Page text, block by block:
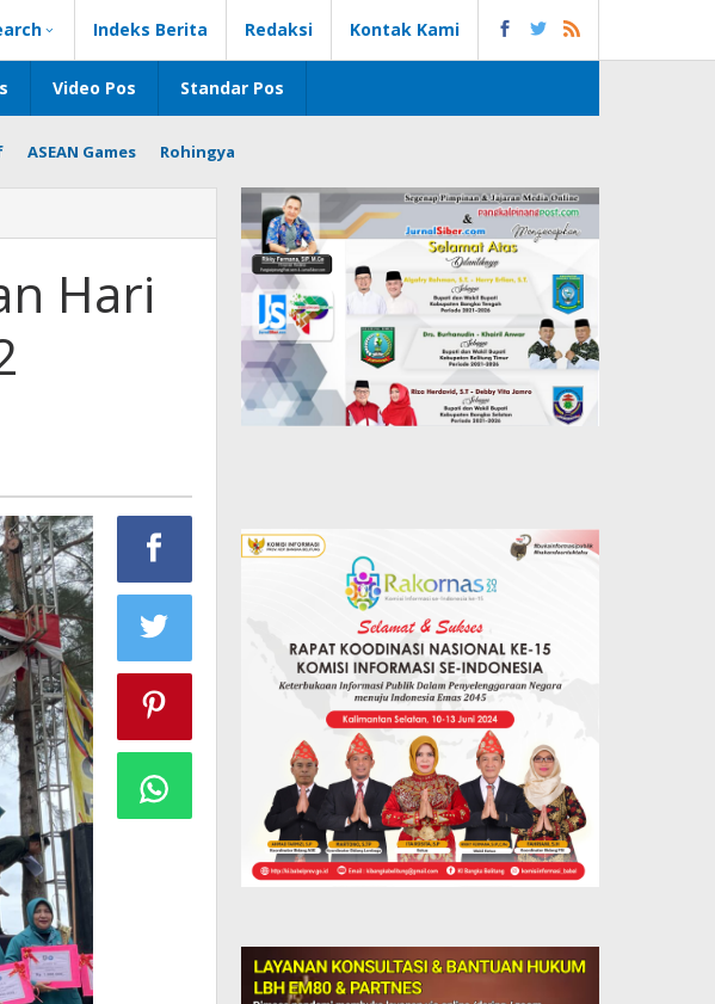
Indeks Berita Redaksi Kontak Kami
Video Pos Standar Pos
ASEAN Games Rohingya
Hari